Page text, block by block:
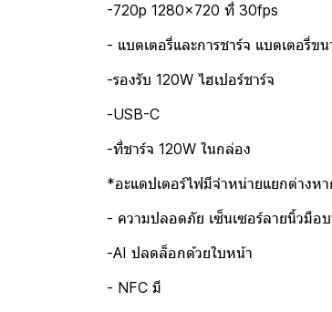
-720p 1280x720 ที่ 30fps
- แบตเตอรี่และการชาร์จ แบตเตอรี่ข
-รองรับ 120W ไฮเปอร์ชาร์จ
-USB-C
-ที่ชาร์จ 120W ในกล่อง
*อะแดปเตอร์ไฟมีจำหน่ายแยกต่างห
- ความปลอดภัย เซ็นเซอร์ลายนิ้วมือ
-AI ปลดล็อกด้วยใบหน้า
- NFC มี